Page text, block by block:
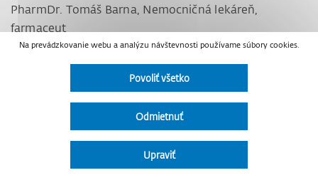
PharmDr. Tomáš Barna, Nemocničná lekáreň,
farmaceut
Bc., Vlasta Klimešová, Nemocničná lekáreň, farmaceut
Mgr. Eva Šavelová, Nemocničná lekáreň, farmaceut
PharmDr. Zuzana Tarbajová, Nemocničná lekáreň,
Mgr. Ľudmila Bilková, Nemocničná lekáreň, farmaceut
PharmDr. Zora Ficeková, Nemocničná lekáreň,
Na prevádzkovanie webu a analýzu návštevnosti používame súbory cookies.
Povoliť všetko
Odmietnuť
Upraviť